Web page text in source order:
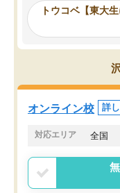
ーティングを行い、
見てから講師を決定
す。
うちの子は、初回面
オンラインツールを
共有があり宿題もそ
でした。
言う事で講師変更の
まりに短期での変更
う事にして退会しま
トウコベ【東大
オンライン校 詳
対応エリア 全国